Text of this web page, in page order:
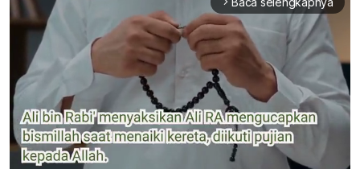
arrow_forward_ios